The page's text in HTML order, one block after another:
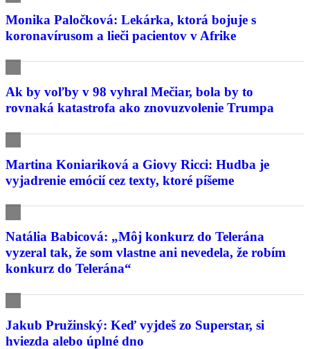
Monika Paločková: Lekárka, ktorá bojuje s
koronavírusom a lieči pacientov v Afrike
Ak by voľby v 98 vyhral Mečiar, bola by to
rovnaká katastrofa ako znovuzvolenie Trumpa
Martina Koniariková a Giovy Ricci: Hudba je
vyjadrenie emócií cez texty, ktoré píšeme
Natália Babicová: „Môj konkurz do Telerána
vyzeral tak, že som vlastne ani nevedela, že robím
konkurz do Telerána“
Jakub Pružinský: Keď vyjdeš zo Superstar, si
hviezda alebo úplné dno